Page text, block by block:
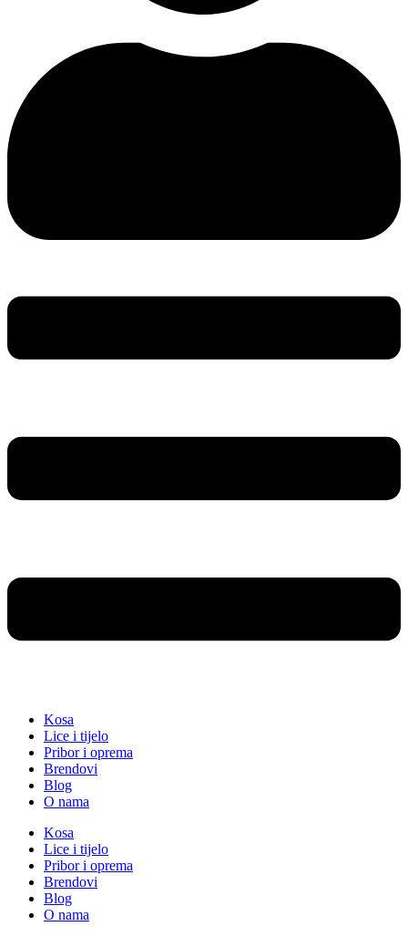
Kosa
Lice i tijelo
Pribor i oprema
Brendovi
Blog
O nama
Kosa
Lice i tijelo
Pribor i oprema
Brendovi
Blog
O nama